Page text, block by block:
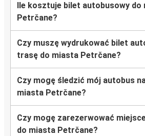
Ile kosztuje bilet autobusowy do
Petrčane?
Czy muszę wydrukować bilet
trasę do miasta Petrčane?
Czy mogę śledzić mój autobus
miasta Petrčane?
Czy mogę zarezerwować
do miasta Petrčane?